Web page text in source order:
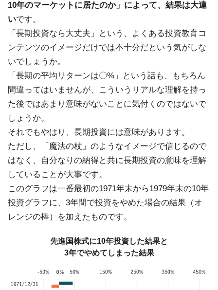
10年のマーケットに居たのか」によって、結果は大違
いです。
「長期投資なら大丈夫」という、よくある投資教育コ
ンテンツのイメージだけでは不十分だという気がしな
いでしょうか。
「長期の平均リターンは〇%」という話も、もちろん
間違ってはいませんが、こういうリアルな理解を持っ
た後ではあまり意味がないことに気付くのではないで
しょうか。
それでもやはり、長期投資には意味があります。
ただし、「魔法の杖」のようなイメージで信じるので
はなく、自分なりの納得と共に長期投資の意味を理解
していることが大事です。
このグラフは一番最初の1971年末から1979年末の10年
投資グラフに、3年間で投資をやめた場合の結果（オ
レンジの棒）を加えたものです。
先進国株式に10年投資した結果と
3年でやめてしまった結果